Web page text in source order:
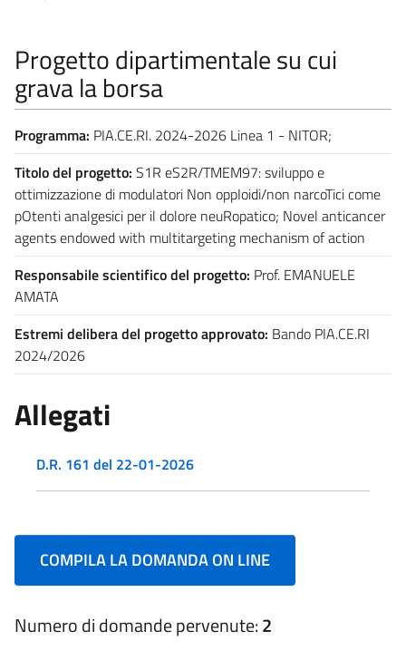
Progetto dipartimentale su cui
grava la borsa
Programma: PIA.CE.RI. 2024-2026 Linea 1 - NITOR;
Titolo del progetto: S1R eS2R/TMEM97: sviluppo e
ottimizzazione di modulatori Non oppIoidi/non narcoTici come
pOtenti analgesici per il dolore neuRopatico; Novel anticancer
agents endowed with multitargeting mechanism of action
Responsabile scientifico del progetto: Prof. EMANUELE
AMATA
Estremi delibera del progetto approvato: Bando PIA.CE.RI
2024/2026
Allegati
D.R. 161 del 22-01-2026
COMPILA LA DOMANDA ON LINE
Numero di domande pervenute:2